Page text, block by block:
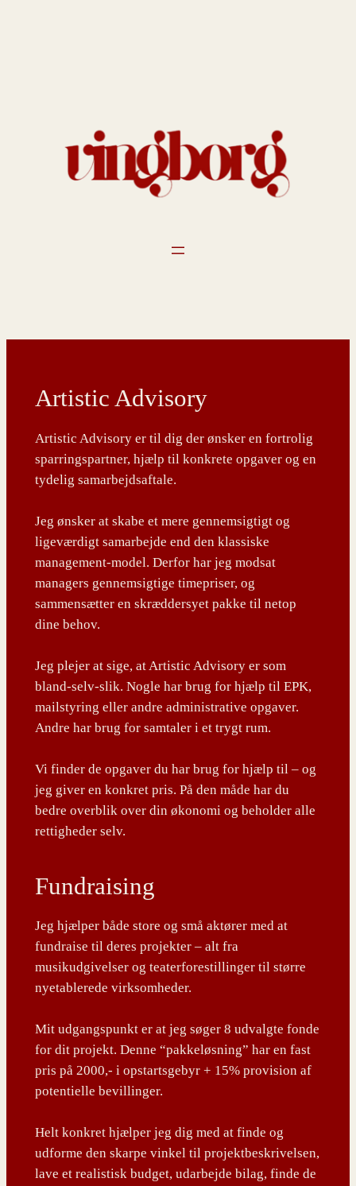
Artistic Advisory
Artistic Advisory er til dig der ønsker en fortrolig
sparringspartner, hjælp til konkrete opgaver og en
tydelig samarbejdsaftale.
Jeg ønsker at skabe et mere gennemsigtigt og
ligeværdigt samarbejde end den klassiske
management-model. Derfor har jeg modsat
managers gennemsigtige timepriser, og
sammensætter en skræddersyet pakke til netop
dine behov.
Jeg plejer at sige, at Artistic Advisory er som
bland-selv-slik. Nogle har brug for hjælp til EPK,
mailstyring eller andre administrative opgaver.
Andre har brug for samtaler i et trygt rum.
Vi finder de opgaver du har brug for hjælp til – og
jeg giver en konkret pris. På den måde har du
bedre overblik over din økonomi og beholder alle
rettigheder selv.
Fundraising
Jeg hjælper både store og små aktører med at
fundraise til deres projekter – alt fra
musikudgivelser og teaterforestillinger til større
nyetablerede virksomheder.
Mit udgangspunkt er at jeg søger 8 udvalgte fonde
for dit projekt. Denne “pakkeløsning” har en fast
pris på 2000,- i opstartsgebyr + 15% provision af
potentielle bevillinger.
Helt konkret hjælper jeg dig med at finde og
udforme den skarpe vinkel til projektbeskrivelsen,
lave et realistisk budget, udarbejde bilag, finde de